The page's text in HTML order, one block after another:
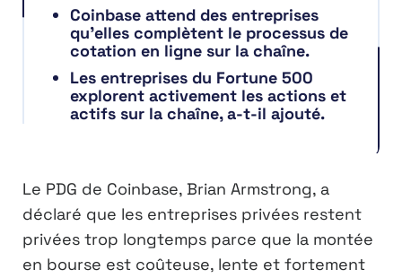
Coinbase attend des entreprises
qu’elles complètent le processus de
cotation en ligne sur la chaîne.
Les entreprises du Fortune 500
explorent activement les actions et
actifs sur la chaîne, a-t-il ajouté.
Le PDG de Coinbase, Brian Armstrong, a
déclaré que les entreprises privées restent
privées trop longtemps parce que la montée
en bourse est coûteuse, lente et fortement